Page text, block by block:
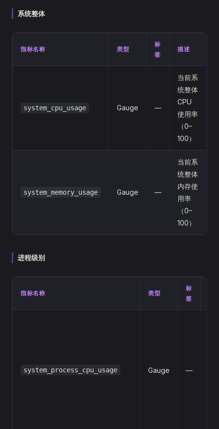
系统整体
指标名称 类型
标
签
描述
system_cpu_usage Gauge —
当前系
统整体
CPU
使用率
（0–
100）
system_memory_usage Gauge —
当前系
统整体
内存使
用率
（0–
100）
进程级别
指标名称 类型
标
签
system_process_cpu_usage Gauge —